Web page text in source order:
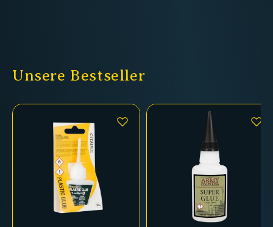
Unsere Bestseller